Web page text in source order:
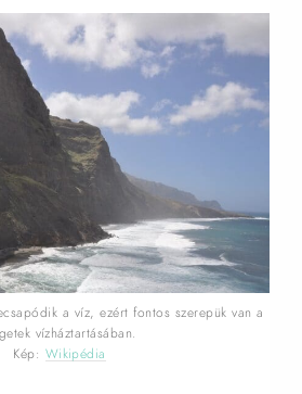
a víz, ezért fontos szerepük van a
vízháztartásában.
Kép: Wikipédia